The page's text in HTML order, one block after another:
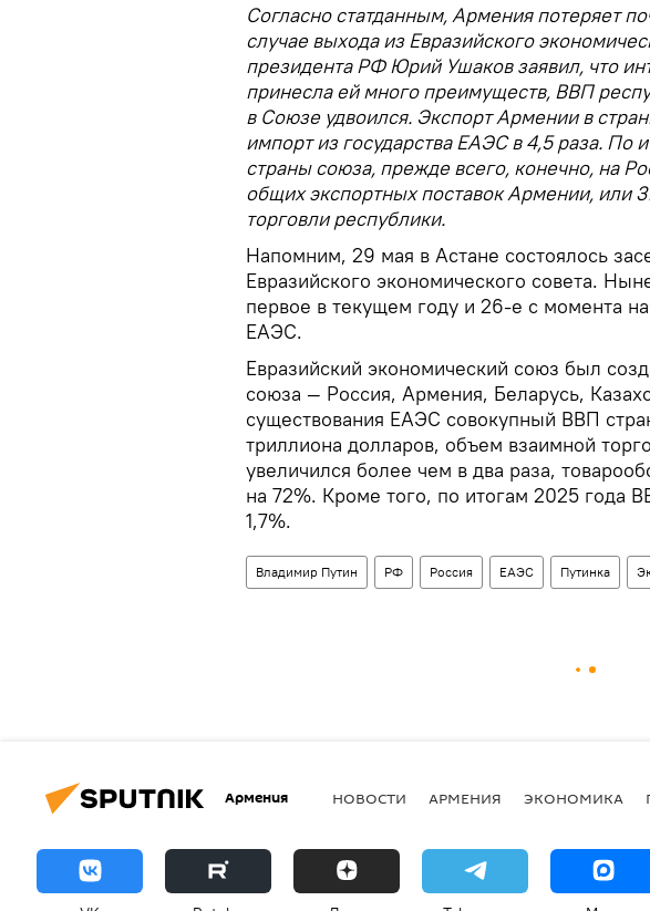
Согласно статданным, Армения потеряет
случае выхода из Евразийского
президента РФ Юрий Ушаков заявил, что
принесла ей много преимуществ, ВВП
в Союзе удвоился. Экспорт Армении в
импорт из государства ЕАЭС в 4,5 раза. По
страны союза, прежде всего, конечно, на
общих экспортных поставок Армении, или
торговли республики.
Напомним, 29 мая в Астане состоялось
Евразийского экономического совета.
первое в текущем году и 26-е с момента
ЕАЭС.
Евразийский экономический союз был
союза — Россия, Армения, Беларусь,
существования ЕАЭС совокупный ВВП
триллиона долларов, объем взаимной
увеличился более чем в два раза,
на 72%. Кроме того, по итогам 2025 года
1,7%.
Владимир Путин РФ Россия ЕАЭС Путинка
Армения НОВОСТИ АРМЕНИЯ ЭКОНОМИКА